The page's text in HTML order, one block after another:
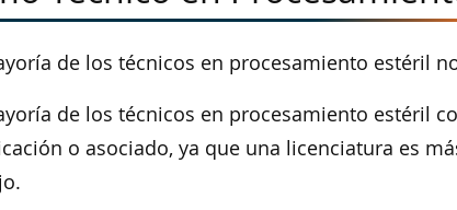
de los técnicos en procesamiento estéril
de los técnicos en procesamiento estéril
o asociado, ya que una licenciatura es